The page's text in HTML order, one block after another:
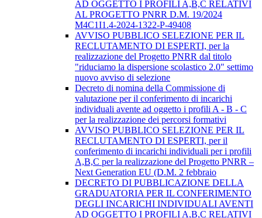
AD OGGETTO I PROFILI A,B,C RELATIVI
AL PROGETTO PNRR D.M. 19/2024
M4C1I1.4-2024-1322-P-49408
AVVISO PUBBLICO SELEZIONE PER IL
RECLUTAMENTO DI ESPERTI, per la
realizzazione del Progetto PNRR dal titolo
"riduciamo la dispersione scolastico 2.0" settimo
nuovo avviso di selezione
Decreto di nomina della Commissione di
valutazione per il conferimento di incarichi
individuali avente ad oggetto i profili A - B - C
per la realizzazione dei percorsi formativi
AVVISO PUBBLICO SELEZIONE PER IL
RECLUTAMENTO DI ESPERTI, per il
conferimento di incarichi individuali per i profili
A,B,C per la realizzazione del Progetto PNRR –
Next Generation EU (D.M. 2 febbraio
DECRETO DI PUBBLICAZIONE DELLA
GRADUATORIA PER IL CONFERIMENTO
DEGLI INCARICHI INDIVIDUALI AVENTI
AD OGGETTO I PROFILI A,B,C RELATIVI